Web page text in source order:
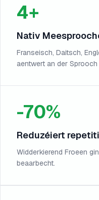
4+
Nativ
Franseisch, Daitsch,
aentwert an der Sprooch
-70%
Reduzéiert
Widderkierend Froeen
beaarbecht.